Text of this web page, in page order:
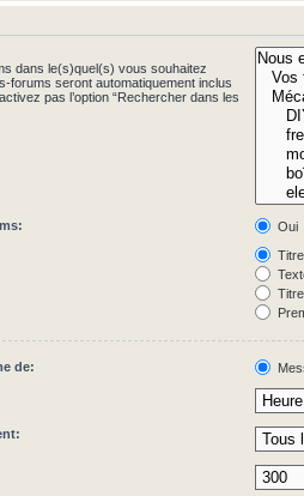
dans le(s)quel(s) vous souhaitez
forums seront automatiquement inclus
pas l’option “Rechercher dans les
Oui
de: